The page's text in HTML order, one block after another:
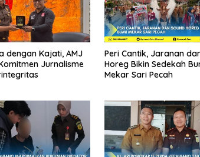
dengan Kajati, AMJ
Jurnalisme
Peri Cantik, Jaranan
Horeg Bikin Sedekah
Mekar Sari Pecah